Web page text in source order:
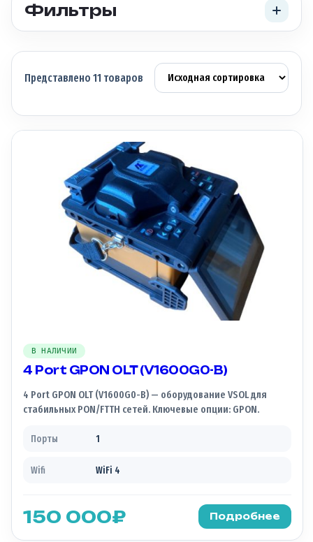
Фильтры
Представлено 11 товаров
В НАЛИЧИИ
4 Port GPON OLT (V1600G0-B)
4 Port GPON OLT (V1600G0-B) — оборудование VSOL для
стабильных PON/FTTH сетей. Ключевые опции: GPON.
Порты 1
Wifi WiFi 4
150 000₽ Подробнее